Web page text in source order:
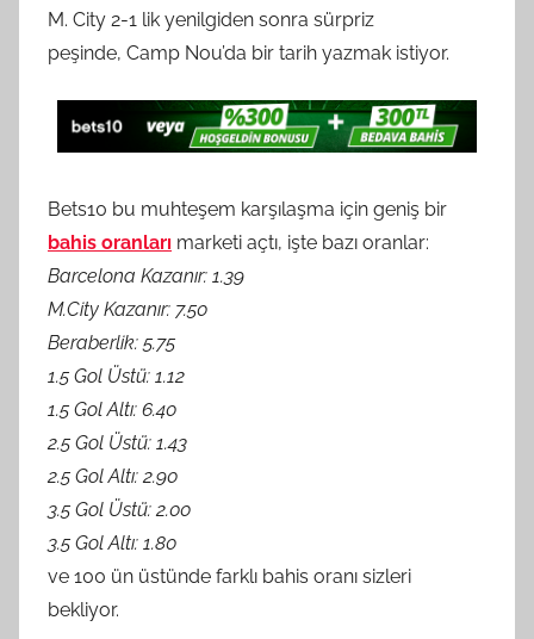
M. City 2-1 lik yenilgiden sonra sürpriz
peşinde, Camp Nou’da bir tarih yazmak istiyor.
Bets10 bu muhteşem karşılaşma için geniş bir
bahis oranları marketi açtı, işte bazı oranlar:
Barcelona Kazanır: 1.39
M.City Kazanır: 7.50
Beraberlik: 5.75
1.5 Gol Üstü: 1.12
1.5 Gol Altı: 6.40
2.5 Gol Üstü: 1.43
2.5 Gol Altı: 2.90
3.5 Gol Üstü: 2.00
3.5 Gol Altı: 1.80
ve 100 ün üstünde farklı bahis oranı sizleri
bekliyor.